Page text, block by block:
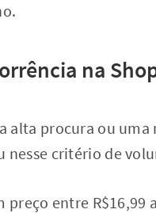
na
alta procura ou
nesse critério de
preço entre R$16,99